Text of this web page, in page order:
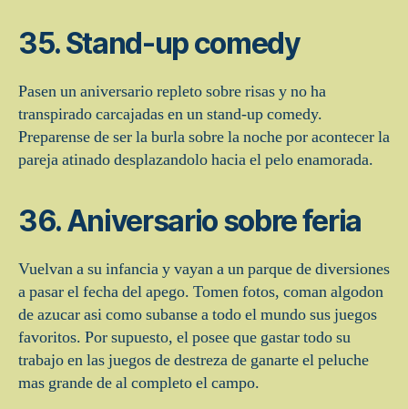
35. Stand-up comedy
Pasen un aniversario repleto sobre risas y no ha
transpirado carcajadas en un stand-up comedy.
Preparense de ser la burla sobre la noche por acontecer la
pareja atinado desplazandolo hacia el pelo enamorada.
36. Aniversario sobre feria
Vuelvan a su infancia y vayan a un parque de diversiones
a pasar el fecha del apego. Tomen fotos, coman algodon
de azucar asi­ como subanse a todo el mundo sus juegos
favoritos. Por supuesto, el posee que gastar todo su
trabajo en las juegos de destreza de ganarte el peluche
mas grande de al completo el campo.